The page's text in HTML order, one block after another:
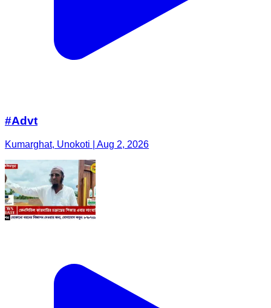
#Advt
Kumarghat, Unokoti | Aug 2, 2026